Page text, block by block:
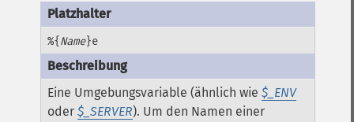
%{Name}e
Eine Umgebungsvariable (ähnlich wie$_ENV
oder$_SERVER). Um den Namen einer